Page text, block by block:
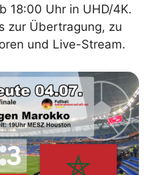
18:00 Uhr in UHD/4K.
zur Übertragung, zu
und Live-Stream.